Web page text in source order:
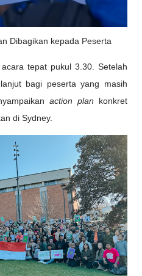
Dibagikan kepada Peserta
tepat pukul 3.30. Setelah
bagi peserta yang masih
action plan konkret
di Sydney.